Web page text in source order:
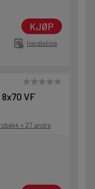
KJØP
Handleliste
VF
+ 27 andre